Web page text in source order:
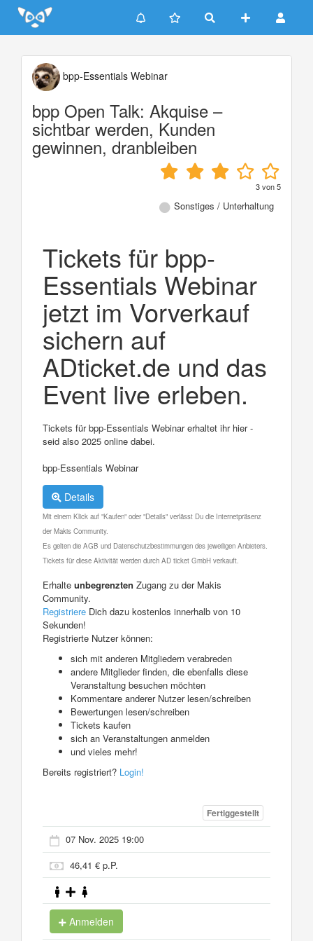
Update cookies preferences
bpp-Essentials Webinar
bpp Open Talk: Akquise –
sichtbar werden, Kunden
gewinnen, dranbleiben
3von5
Sonstiges / Unterhaltung
Tickets für bpp-
Essentials Webinar
jetzt im Vorverkauf
sichern auf
ADticket.de und das
Event live erleben.
Tickets für bpp-Essentials Webinar erhaltet ihr hier -
seid also 2025 online dabei.
bpp-Essentials Webinar
Details
Mit einem Klick auf "Kaufen" oder "Details" verlässt Du die Internetpräsenz
der Makis Community.
Es gelten die AGB und Datenschutzbestimmungen des jeweiligen Anbieters.
Tickets für diese Aktivität werden durch AD ticket GmbH verkauft.
Erhalte unbegrenzten Zugang zu der Makis
Community.
Registriere Dich dazu kostenlos innerhalb von 10
Sekunden!
Registrierte Nutzer können:
sich mit anderen Mitgliedern verabreden
andere Mitglieder finden, die ebenfalls diese
Veranstaltung besuchen möchten
Kommentare anderer Nutzer lesen/schreiben
Bewertungen lesen/schreiben
Tickets kaufen
sich an Veranstaltungen anmelden
und vieles mehr!
Bereits registriert? Login!
Fertiggestellt
07 Nov. 2025 19:00
46,41 € p.P.
Anmelden